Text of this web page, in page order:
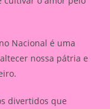
Nacional é uma
nossa pátria e
divertidos que